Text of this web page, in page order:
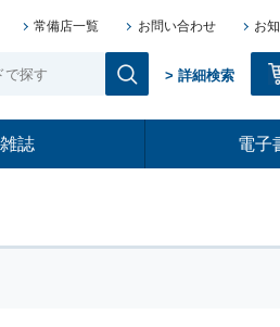
常備店一覧 お問い合わせ お
> 詳細検索
雑誌 電子